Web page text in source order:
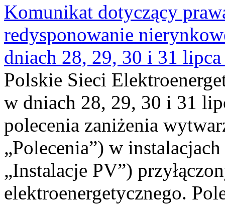
Komunikat dotyczący
redysponowanie
dniach 28, 29, 30 i 31
Polskie Sieci
w dniach 28, 29, 30 i 31
polecenia zaniżenia
„Polecenia”) w
„Instalacje PV”)
elektroenergetycznego.